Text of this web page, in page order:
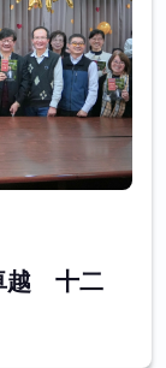
越 十二